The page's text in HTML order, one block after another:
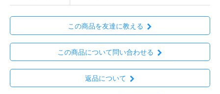
この商品を友達に教える
この商品について問い合わせる
返品について